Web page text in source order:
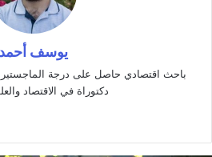
يوسف أحمد
باحث اقتصادي حاصل على درجة الماجستير
دكتوراة في الاقتصاد